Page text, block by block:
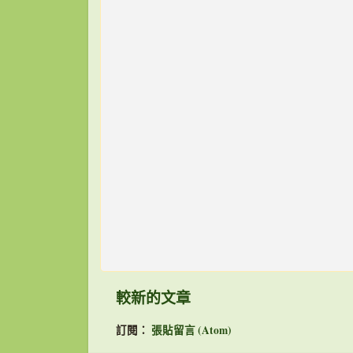
較新的文章
訂閱： 張貼留言 (Atom)